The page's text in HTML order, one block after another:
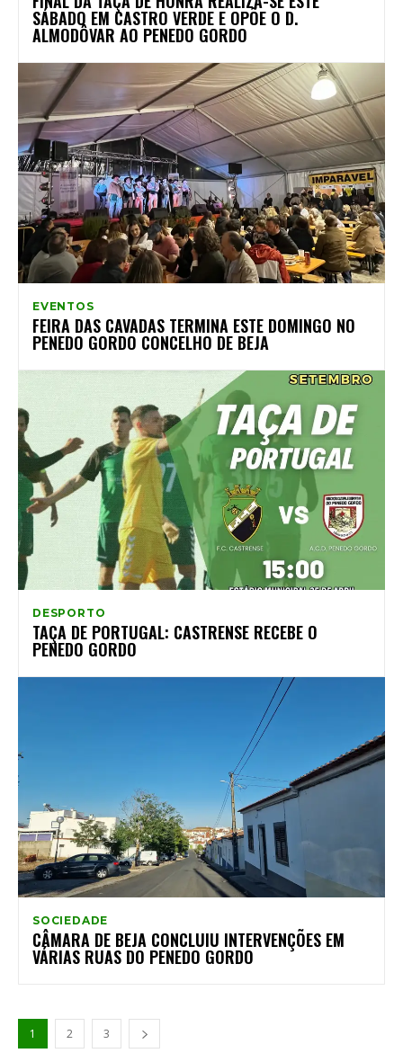
SÁBADO EM CASTRO VERDE E OPÕE O D.
ALMODÔVAR AO PENEDO GORDO
EVENTOS
FEIRA DAS CAVADAS TERMINA ESTE DOMINGO NO
PENEDO GORDO CONCELHO DE BEJA
DESPORTO
TAÇA DE PORTUGAL: CASTRENSE RECEBE O
PENEDO GORDO
SOCIEDADE
CÂMARA DE BEJA CONCLUIU INTERVENÇÕES EM
VÁRIAS RUAS DO PENEDO GORDO
1 2 3